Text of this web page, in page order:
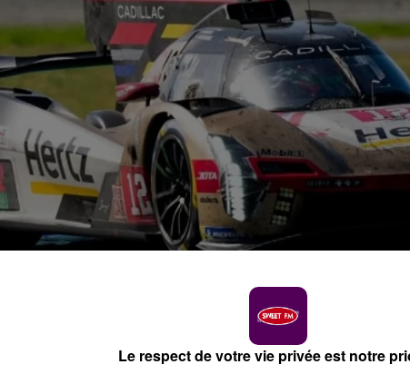
Le respect de votre vie privée est notre